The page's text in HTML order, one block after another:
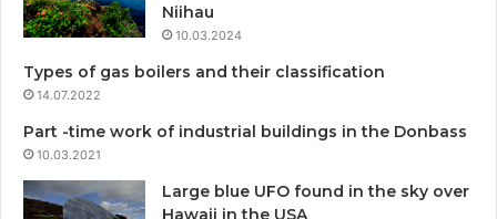
Niihau
10.03.2024
Types of gas boilers and their classification
14.07.2022
Part -time work of industrial buildings in the Donbass
10.03.2021
Large blue UFO found in the sky over
Hawaii in the USA